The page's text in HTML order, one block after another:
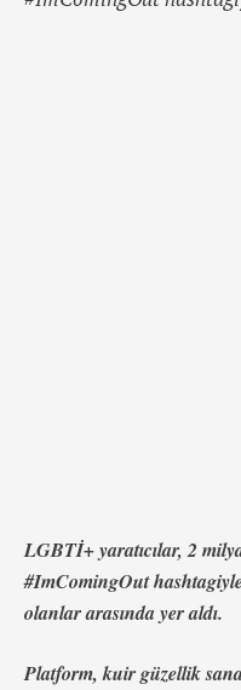
LGBTİ+ yaratıcılar, 2
#ImComingOut
olanlar arasında yer aldı.
Platform, kuir güzellik